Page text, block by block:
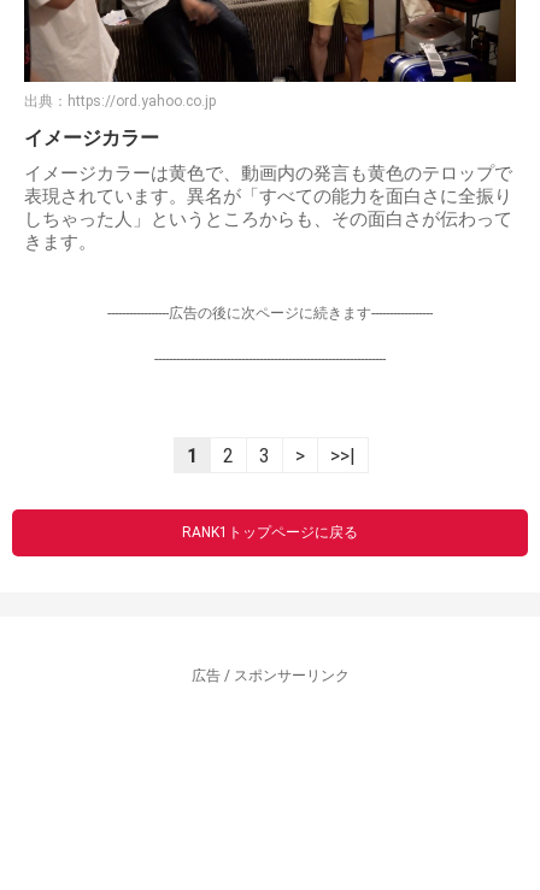
出典： https://ord.yahoo.co.jp
イメージカラー
イメージカラーは黄色で、動画内の発言も黄色のテロップで
表現されています。異名が「すべての能力を面白さに全振り
しちゃった人」というところからも、その面白さが伝わって
きます。
-----------------広告の後に次ページに続きます-----------------
----------------------------------------------------------------
1 2 3 > >>|
RANK1トップページに戻る
広告 / スポンサーリンク